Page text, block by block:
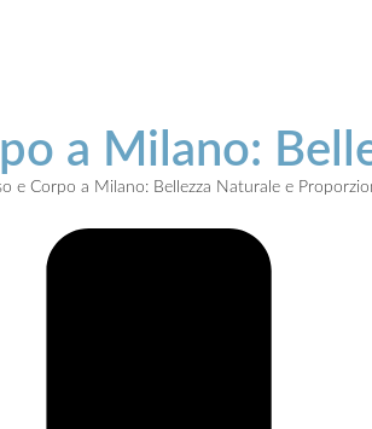
a Milano:
e Corpo a Milano: Bellezza Naturale e